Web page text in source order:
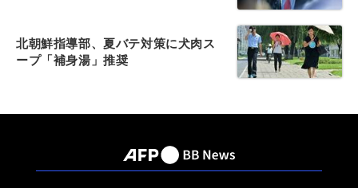
北朝鮮指導部、夏バテ対策に犬肉ス
ープ「補身湯」推奨